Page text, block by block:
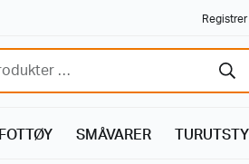
FOTTØY SMÅVARER